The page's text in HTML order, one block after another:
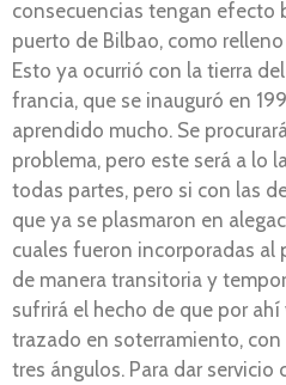
consecuencias tengan efecto
puerto de Bilbao, como
Esto ya ocurrió con la tierra
francia, que se inauguró en
aprendido mucho. Se
problema, pero este será a lo
todas partes, pero si con las
que ya se plasmaron en
cuales fueron incorporadas al
de manera transitoria y
sufrirá el hecho de que por
trazado en soterramiento,
tres ángulos. Para dar servicio